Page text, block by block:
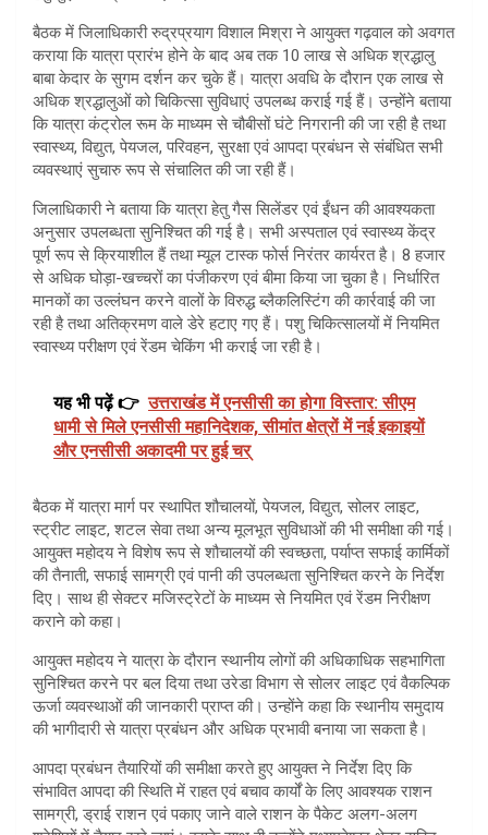
बैठक में जिलाधिकारी रुद्रप्रयाग विशाल मिश्रा ने आयुक्त गढ़वाल को अवगत
कराया कि यात्रा प्रारंभ होने के बाद अब तक 10 लाख से अधिक श्रद्धालु
बाबा केदार के सुगम दर्शन कर चुके हैं। यात्रा अवधि के दौरान एक लाख से
अधिक श्रद्धालुओं को चिकित्सा सुविधाएं उपलब्ध कराई गई हैं। उन्होंने बताया
कि यात्रा कंट्रोल रूम के माध्यम से चौबीसों घंटे निगरानी की जा रही है तथा
स्वास्थ्य, विद्युत, पेयजल, परिवहन, सुरक्षा एवं आपदा प्रबंधन से संबंधित सभी
व्यवस्थाएं सुचारु रूप से संचालित की जा रही हैं।
जिलाधिकारी ने बताया कि यात्रा हेतु गैस सिलेंडर एवं ईंधन की आवश्यकता
अनुसार उपलब्धता सुनिश्चित की गई है। सभी अस्पताल एवं स्वास्थ्य केंद्र
पूर्ण रूप से क्रियाशील हैं तथा म्यूल टास्क फोर्स निरंतर कार्यरत है। 8 हजार
से अधिक घोड़ा-खच्चरों का पंजीकरण एवं बीमा किया जा चुका है। निर्धारित
मानकों का उल्लंघन करने वालों के विरुद्ध ब्लैकलिस्टिंग की कार्रवाई की जा
रही है तथा अतिक्रमण वाले डेरे हटाए गए हैं। पशु चिकित्सालयों में नियमित
स्वास्थ्य परीक्षण एवं रेंडम चेकिंग भी कराई जा रही है।
यह भी पढ़ें 👉 उत्तराखंड में एनसीसी का होगा विस्तार: सीएम
धामी से मिले एनसीसी महानिदेशक, सीमांत क्षेत्रों में नई इकाइयों
और एनसीसी अकादमी पर हुई चर्
बैठक में यात्रा मार्ग पर स्थापित शौचालयों, पेयजल, विद्युत, सोलर लाइट,
स्ट्रीट लाइट, शटल सेवा तथा अन्य मूलभूत सुविधाओं की भी समीक्षा की गई।
आयुक्त महोदय ने विशेष रूप से शौचालयों की स्वच्छता, पर्याप्त सफाई कार्मिकों
की तैनाती, सफाई सामग्री एवं पानी की उपलब्धता सुनिश्चित करने के निर्देश
दिए। साथ ही सेक्टर मजिस्ट्रेटों के माध्यम से नियमित एवं रेंडम निरीक्षण
कराने को कहा।
आयुक्त महोदय ने यात्रा के दौरान स्थानीय लोगों की अधिकाधिक सहभागिता
सुनिश्चित करने पर बल दिया तथा उरेडा विभाग से सोलर लाइट एवं वैकल्पिक
ऊर्जा व्यवस्थाओं की जानकारी प्राप्त की। उन्होंने कहा कि स्थानीय समुदाय
की भागीदारी से यात्रा प्रबंधन और अधिक प्रभावी बनाया जा सकता है।
आपदा प्रबंधन तैयारियों की समीक्षा करते हुए आयुक्त ने निर्देश दिए कि
संभावित आपदा की स्थिति में राहत एवं बचाव कार्यों के लिए आवश्यक राशन
सामग्री, ड्राई राशन एवं पकाए जाने वाले राशन के पैकेट अलग-अलग